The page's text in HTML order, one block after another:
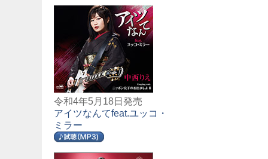
令和4年5月18日発売
アイツなんてfeat.ユッコ・
ミラー